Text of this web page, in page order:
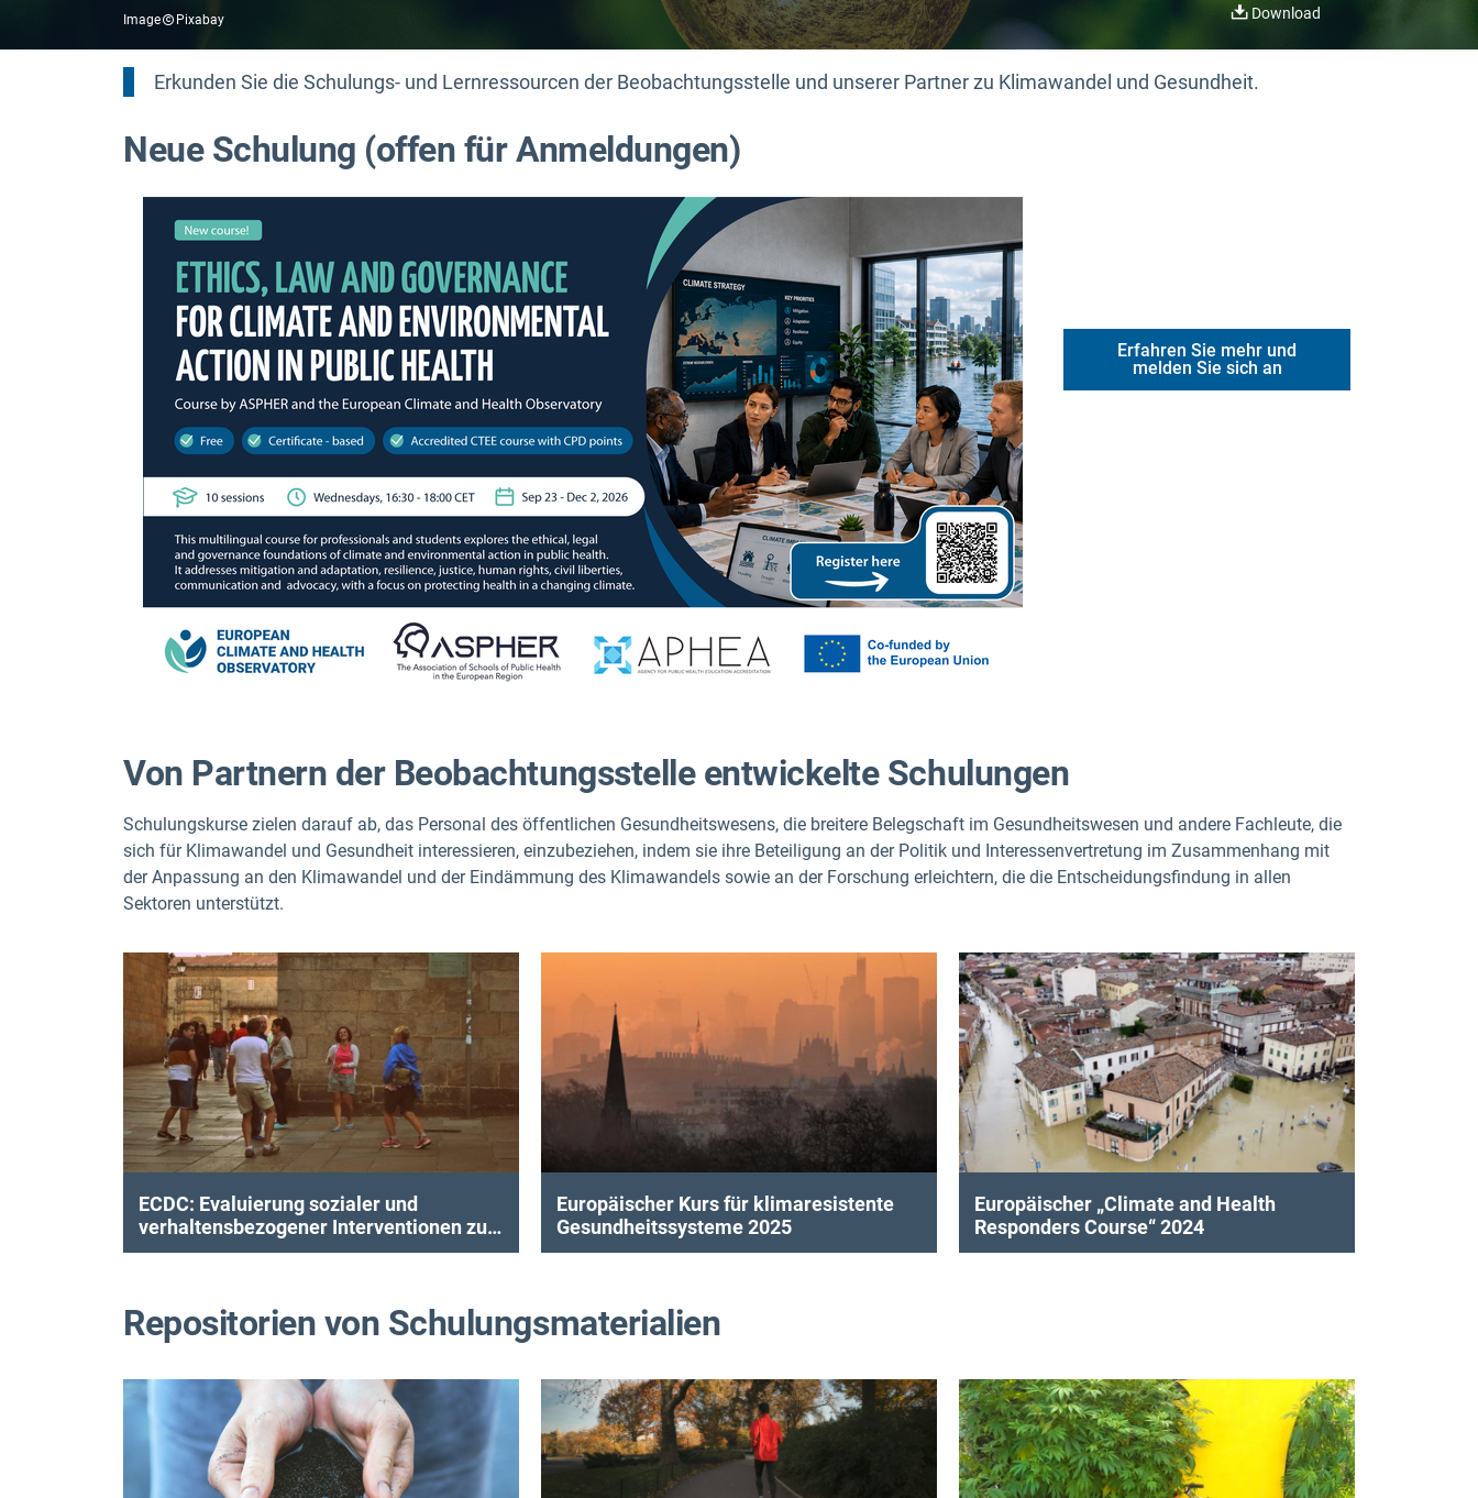
Image Pixabay
Download
Erkunden Sie die Schulungs- und Lernressourcen der Beobachtungsstelle und unserer Partner zu Klimawandel und Gesundheit.
Neue Schulung (offen für Anmeldungen)
Erfahren Sie mehr und
melden Sie sich an
Von Partnern der Beobachtungsstelle entwickelte Schulungen
Schulungskurse zielen darauf ab, das Personal des öffentlichen Gesundheitswesens, die breitere Belegschaft im Gesundheitswesen und andere Fachleute, die
sich für Klimawandel und Gesundheit interessieren, einzubeziehen, indem sie ihre Beteiligung an der Politik und Interessenvertretung im Zusammenhang mit
der Anpassung an den Klimawandel und der Eindämmung des Klimawandels sowie an der Forschung erleichtern, die die Entscheidungsfindung in allen
Sektoren unterstützt.
ECDC: Evaluierung sozialer und
verhaltensbezogener Interventionen zur
Prävention und Bekämpfung von
Europäischer Kurs für klimaresistente
Gesundheitssysteme 2025
Europäischer „Climate and Health
Responders Course“ 2024
Repositorien von Schulungsmaterialien